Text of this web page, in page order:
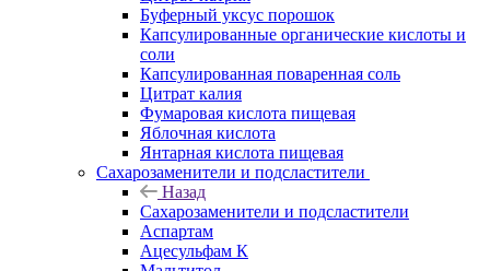
Буферный уксус порошок
Капсулированные органические кислоты и
соли
Капсулированная поваренная соль
Цитрат калия
Фумаровая кислота пищевая
Яблочная кислота
Янтарная кислота пищевая
Сахарозаменители и подсластители
Назад
Сахарозаменители и подсластители
Аспартам
Ацесульфам К